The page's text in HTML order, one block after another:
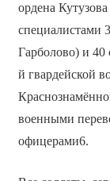
ордена
специалистами
Гарболово) и 40
й гвардейской
военными
офицерами6.